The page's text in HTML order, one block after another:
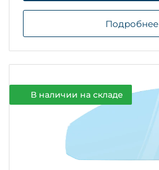
Подробнее
В наличии на складе